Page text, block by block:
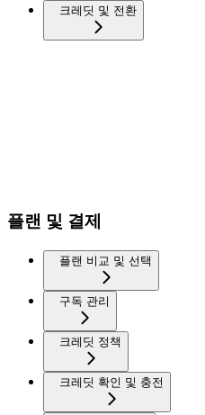
크레딧 및 전환
플랜 및 결제
플랜 비교 및 선택
구독 관리
크레딧 정책
크레딧 확인 및 충전